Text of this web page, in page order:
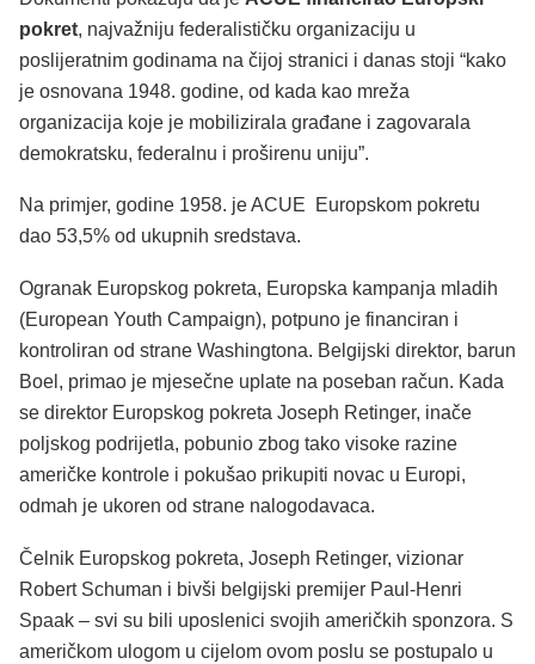
pokret, najvažniju federalističku organizaciju u
poslijeratnim godinama na čijoj stranici i danas stoji “kako
je osnovana 1948. godine, od kada kao mreža
organizacija koje je mobilizirala građane i zagovarala
demokratsku, federalnu i proširenu uniju”.
Na primjer, godine 1958. je ACUE Europskom pokretu
dao 53,5% od ukupnih sredstava.
Ogranak Europskog pokreta, Europska kampanja mladih
(European Youth Campaign), potpuno je financiran i
kontroliran od strane Washingtona. Belgijski direktor, barun
Boel, primao je mjesečne uplate na poseban račun. Kada
se direktor Europskog pokreta Joseph Retinger, inače
poljskog podrijetla, pobunio zbog tako visoke razine
američke kontrole i pokušao prikupiti novac u Europi,
odmah je ukoren od strane nalogodavaca.
Čelnik Europskog pokreta, Joseph Retinger, vizionar
Robert Schuman i bivši belgijski premijer Paul-Henri
Spaak – svi su bili uposlenici svojih američkih sponzora. S
američkom ulogom u cijelom ovom poslu se postupalo u